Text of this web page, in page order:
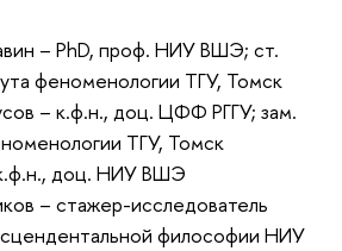
– PhD, проф. НИУ ВШЭ; ст.
феноменологии ТГУ, Томск
– к.ф.н., доц. ЦФФ РГГУ; зам.
ТГУ, Томск
доц. НИУ ВШЭ
– стажер-исследователь
философии НИУ